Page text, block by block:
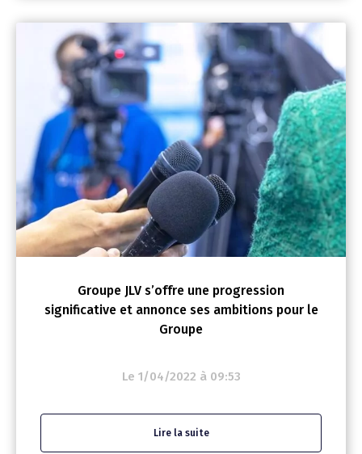
Groupe JLV s’offre une progression
significative et annonce ses ambitions pour le
Groupe
Le 1/04/2022 à 09:53
Lire la suite